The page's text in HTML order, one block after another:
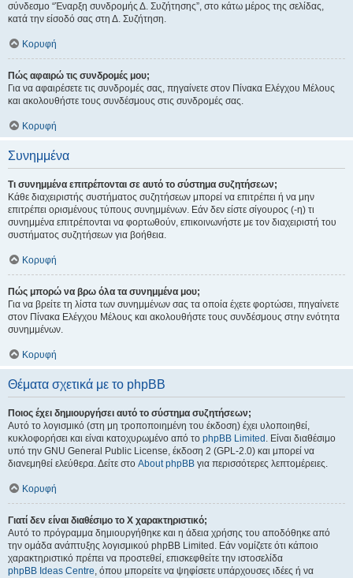
σύνδεσμο “Έναρξη συνδρομής Δ. Συζήτησης”, στο κάτω μέρος της σελίδας,
κατά την είσοδό σας στη Δ. Συζήτηση.
Κορυφή
Πώς αφαιρώ τις συνδρομές μου;
Για να αφαιρέσετε τις συνδρομές σας, πηγαίνετε στον Πίνακα Ελέγχου Μέλους
και ακολουθήστε τους συνδέσμους στις συνδρομές σας.
Κορυφή
Συνημμένα
Τι συνημμένα επιτρέπονται σε αυτό το σύστημα συζητήσεων;
Κάθε διαχειριστής συστήματος συζητήσεων μπορεί να επιτρέπει ή να μην
επιτρέπει ορισμένους τύπους συνημμένων. Εάν δεν είστε σίγουρος (-η) τι
συνημμένα επιτρέπονται να φορτωθούν, επικοινωνήστε με τον διαχειριστή του
συστήματος συζητήσεων για βοήθεια.
Κορυφή
Πώς μπορώ να βρω όλα τα συνημμένα μου;
Για να βρείτε τη λίστα των συνημμένων σας τα οποία έχετε φορτώσει, πηγαίνετε
στον Πίνακα Ελέγχου Μέλους και ακολουθήστε τους συνδέσμους στην ενότητα
συνημμένων.
Κορυφή
Θέματα σχετικά με το phpBB
Ποιος έχει δημιουργήσει αυτό το σύστημα συζητήσεων;
Αυτό το λογισμικό (στη μη τροποποιημένη του έκδοση) έχει υλοποιηθεί,
κυκλοφορήσει και είναι κατοχυρωμένο από το phpBB Limited . Είναι διαθέσιμο
υπό την GNU General Public License, έκδοση 2 (GPL-2.0) και μπορεί να
διανεμηθεί ελεύθερα. Δείτε στο About phpBB για περισσότερες λεπτομέρειες.
Κορυφή
Γιατί δεν είναι διαθέσιμο το Χ χαρακτηριστικό;
Αυτό το πρόγραμμα δημιουργήθηκε και η άδεια χρήσης του αποδόθηκε από
την ομάδα ανάπτυξης λογισμικού phpBB Limited. Εάν νομίζετε ότι κάποιο
χαρακτηριστικό πρέπει να προστεθεί, επισκεφθείτε την ιστοσελίδα
phpBB Ideas Centre, όπου μπορείτε να ψηφίσετε υπάρχουσες ιδέες ή να